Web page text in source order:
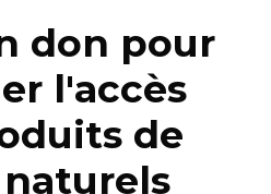
don pour
l'accès
de